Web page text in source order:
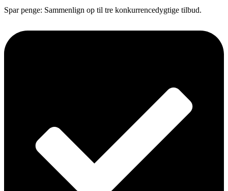
Spar penge: Sammenlign op til tre konkurrencedygtige tilbud.